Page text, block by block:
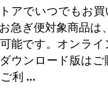
アでいつでもお買
急ぎ便対象商品は
能です。オンライ
ウンロード版はご
利 …